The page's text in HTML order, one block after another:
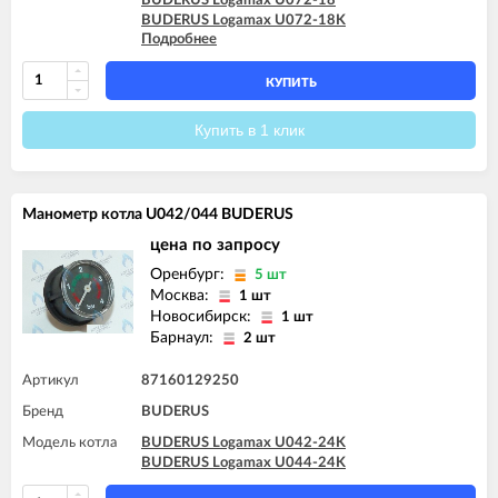
BUDERUS Logamax U072-18K
BUDERUS Logamax U072-24
BUDERUS Logamax U072-24K
BUDERUS Logamax U072-28
BUDERUS Logamax U072-28K
BUDERUS Logamax U072-35K
Подробнее
КУПИТЬ
Купить в 1 клик
Манометр котла U042/044 BUDERUS
цена по запросу
Оренбург: 5 шт
Москва: 1 шт
Новосибирск: 1 шт
Барнаул: 2 шт
Артикул 87160129250
Бренд BUDERUS
Модель котла
BUDERUS Logamax U042-24K
BUDERUS Logamax U044-24K